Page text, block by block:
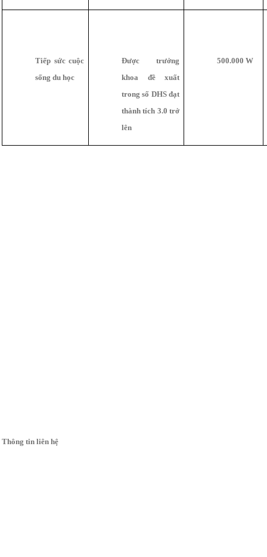
Tiếp sức cuộc
sống du học
Được trưởng
khoa đề xuất
trong số DHS đạt
thành tích 3.0 trở
lên
500.000 W
Thông tin liên hệ